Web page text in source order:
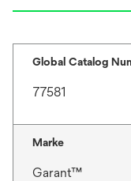
Global Catalog
77581
Marke
Garant™